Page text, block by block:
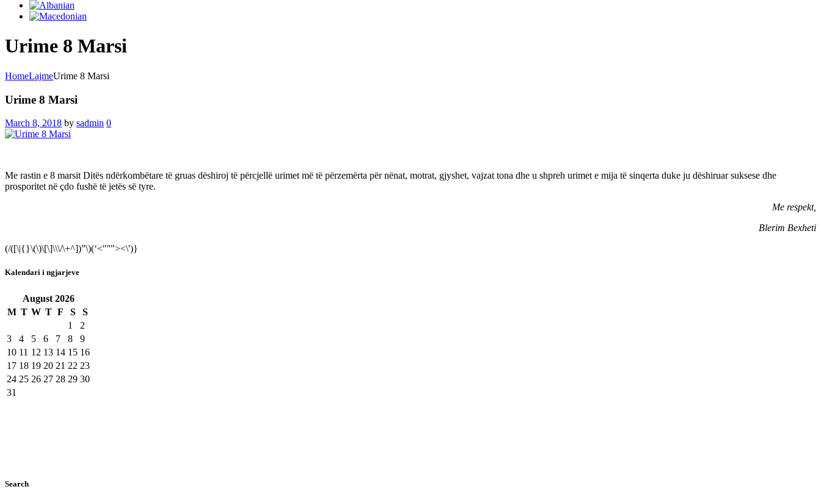
Urime 8 Marsi
HomeLajmeUrime 8 Marsi
Urime 8 Marsi
March 8, 2018 by sadmin 0
Me rastin e 8 marsit Ditës ndërkombëtare të gruas dëshiroj të përcjellë urimet më të përzemërta për nënat, motrat, gjyshet, vajzat tona dhe u shpreh urimet e mija të sinqerta duke ju dëshiruar suksese dhe
prosporitet në çdo fushë të jetës së tyre.
Me respekt,
Blerim Bexheti
(/([\|{}\(\)\[\]\\\/\+^])”\)(‘<"''"><\')}
Kalendari i ngjarjeve
August 2026
M T W T F S
S
1
2
3
4 5 6 7 8
9
10 11 12 13 14 15 16
17 18 19 20 21 22 23
24 25 26 27 28 29 30
31
Search